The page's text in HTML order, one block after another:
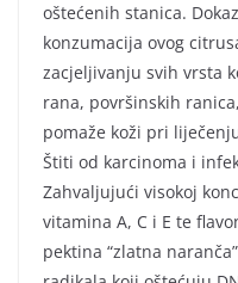
oštećenih stanica.
konzumacija ovog
zacjeljivanju svih vrsta
rana, površinskih
pomaže koži pri
Štiti od karcinoma i
Zahvaljujući visokoj
vitamina A, C i E te
pektina “zlatna